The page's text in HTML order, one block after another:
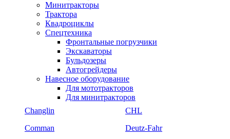
Минитракторы
Трактора
Квадроциклы
Спецтехника
Фронтальные погрузчики
Экскаваторы
Бульдозеры
Автогрейдеры
Навесное оборудование
Для мототракторов
Для минитракторов
Changlin
CHL
Comman
Deutz-Fahr